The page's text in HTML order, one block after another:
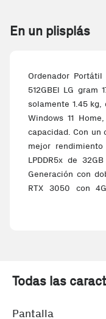
En un plisplás
Ordenador Portátil
512GBEl LG gram
solamente 1.45
Windows 11
capacidad. Con
mejor
LPDDR5x de
Generación con
RTX 3050 con
fluidez.Pantalla y
tiene un chasis de
generación Max-
Todas las
Pantalla